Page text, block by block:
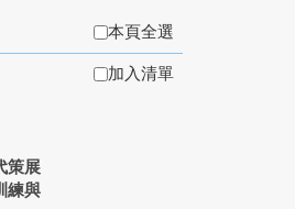
本頁全選
策展
練與
加入清單